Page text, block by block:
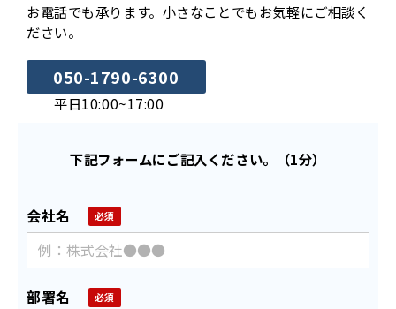
お電話でも承ります。小さなことでもお気軽にご相談く
ださい。
050-1790-6300
平日10:00~17:00
下記フォームにご記入ください。（1分）
会社名
部署名